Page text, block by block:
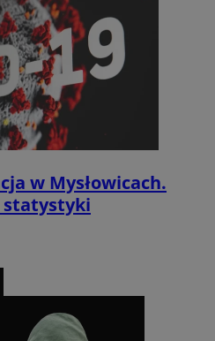
w Mysłowicach.
statystyki